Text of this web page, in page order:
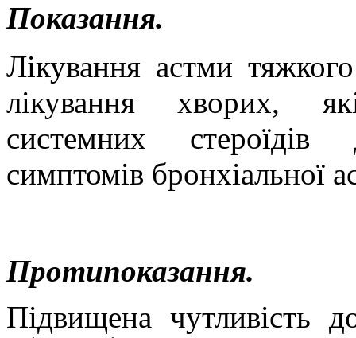
Показання.
Лікування астми
лікування хворих,
системних
симптомів бронхіальної
Протипоказання.
Підвищена чутливість